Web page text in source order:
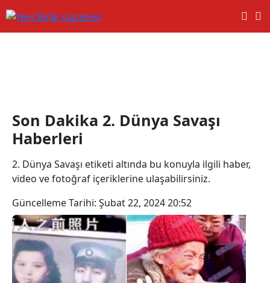
Son Dakika 2. Dünya Savaşı
Haberleri
2. Dünya Savaşı etiketi altında bu konuyla ilgili haber,
video ve fotoğraf içeriklerine ulaşabilirsiniz.
Güncelleme Tarihi: Şubat 22, 2024 20:52